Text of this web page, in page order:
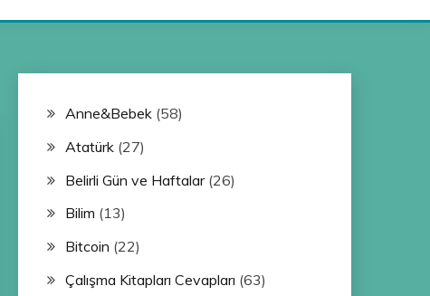
Anne&Bebek(58)
Atatürk(27)
Belirli Gün ve Haftalar(26)
Bilim (13)
Bitcoin (22)
Çalışma Kitapları Cevapları (63)